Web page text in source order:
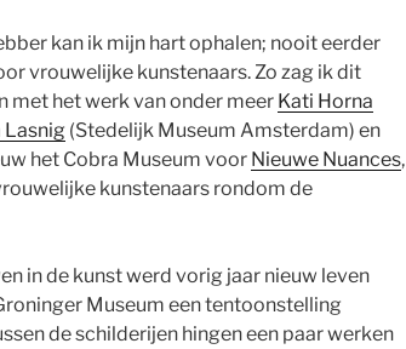
kan ik mijn hart ophalen; nooit eerder
vrouwelijke kunstenaars. Zo zag ik dit
het werk van onder meer Kati Horna
Lasnig (Stedelijk Museum Amsterdam) en
het Cobra Museum voor Nieuwe Nuances,
kunstenaars rondom de
in de kunst werd vorig jaar nieuw leven
Museum een tentoonstelling
de schilderijen hingen een paar werken